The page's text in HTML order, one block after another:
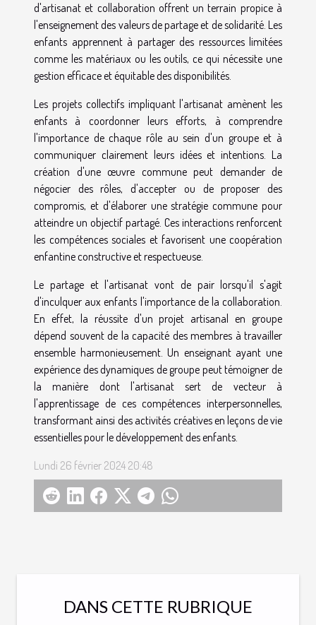
d'artisanat et collaboration offrent un terrain propice à
l'enseignement des valeurs de partage et de solidarité. Les
enfants apprennent à partager des ressources limitées
comme les matériaux ou les outils, ce qui nécessite une
gestion efficace et équitable des disponibilités.
Les projets collectifs impliquant l'artisanat amènent les
enfants à coordonner leurs efforts, à comprendre
l'importance de chaque rôle au sein d'un groupe et à
communiquer clairement leurs idées et intentions. La
création d'une œuvre commune peut demander de
négocier des rôles, d'accepter ou de proposer des
compromis, et d'élaborer une stratégie commune pour
atteindre un objectif partagé. Ces interactions renforcent
les compétences sociales et favorisent une coopération
enfantine constructive et respectueuse.
Le partage et l'artisanat vont de pair lorsqu'il s'agit
d'inculquer aux enfants l'importance de la collaboration.
En effet, la réussite d'un projet artisanal en groupe
dépend souvent de la capacité des membres à travailler
ensemble harmonieusement. Un enseignant ayant une
expérience des dynamiques de groupe peut témoigner de
la manière dont l'artisanat sert de vecteur à
l'apprentissage de ces compétences interpersonnelles,
transformant ainsi des activités créatives en leçons de vie
essentielles pour le développement des enfants.
Lundi 26 février 2024 20:48
DANS CETTE RUBRIQUE